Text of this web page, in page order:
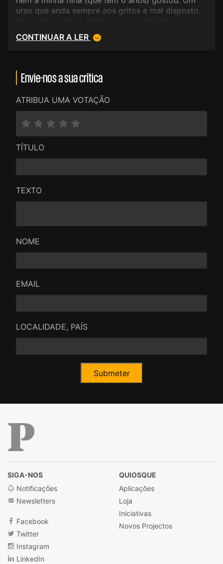
urso que anda sempre aos gritos e mal disposto.
CONTINUAR A LER
Envie-nos a sua crítica
ATRIBUA UMA VOTAÇÃO
TÍTULO
TEXTO
NOME
EMAIL
LOCALIDADE, PAÍS
SIGA-NOS
Notificações
Newsletters
Facebook
Twitter
Instagram
LinkedIn
QUIOSQUE
Aplicações
Loja
Iniciativas
Novos Projectos